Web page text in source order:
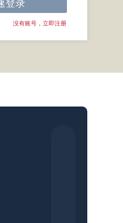
没有账号，立即注册